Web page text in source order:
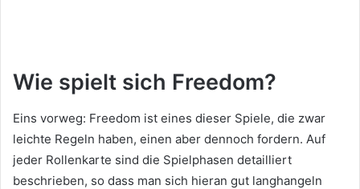
Wie spielt sich Freedom?
Eins vorweg: Freedom ist eines dieser Spiele, die zwar
leichte Regeln haben, einen aber dennoch fordern. Auf
jeder Rollenkarte sind die Spielphasen detailliert
beschrieben, so dass man sich hieran gut langhangeln